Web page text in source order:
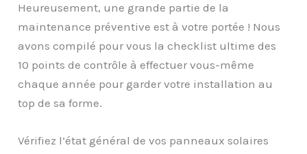
Heureusement, une grande partie de la
maintenance préventive est à votre portée ! Nous
avons compilé pour vous la checklist ultime des
10 points de contrôle à effectuer vous-même
chaque année pour garder votre installation au
top de sa forme.
Vérifiez l’état général de vos panneaux solaires